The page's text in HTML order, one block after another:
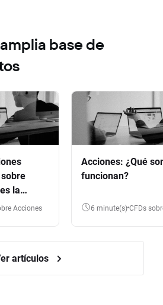
base de
la
Acciones
Acciones: ¿Qué
funcionan?
6 minute(s) CFDs
artículos